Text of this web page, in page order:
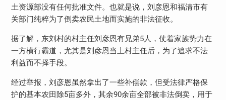
土资源部没有任何批准文件。也就是说，刘彦恩和福清市有
关部门纯粹为了倒卖农民土地而实施的非法征收。
据了解，东刘村的村主任刘彦恩有兄弟5人，仗着家族势力在
一方横行霸道，尤其是刘彦恩当上村主任后，为了追求不法
利益而不择手段。
经过举报，刘彦恩虽然拿出了一些补偿款，但受法律严格保
护的基本农田除5亩多外，其余90余亩全部被非法倒卖，用于